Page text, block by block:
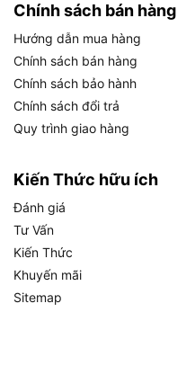
khoan dùng pin
áp chính: nhóm dưới
và DIY đơn giản; nhóm
việc dân dụng và thi
lên hoặc nền tảng
dành cho thi công
thứ hai, tức làđủ
nhất của người dùng
Riêng về chuẩn chân
phổ thông
dùng dễ dàng mua
nguồn khác nhau mà
Chính sách bán hàng
Hướng dẫn mua hàng
Chính sách bán hàng
Chính sách bảo hành
Chính sách đổi trả
Quy trình giao hàng
Kiến Thức hữu ích
Đánh giá
Tư Vấn
Kiến Thức
Khuyến mãi
Sitemap